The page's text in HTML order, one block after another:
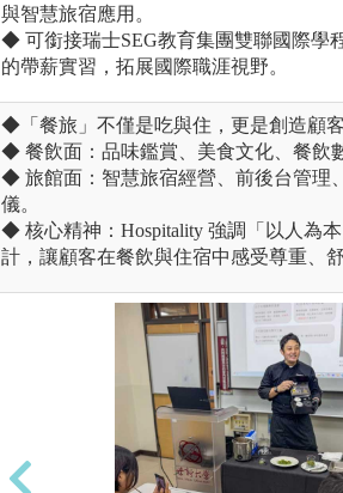
與智慧旅宿應用。
◆ 可銜接瑞士SEG教育集團雙聯國際學
的帶薪實習，拓展國際職涯視野。
◆「餐旅」不僅是吃與住，更是創造顧客
◆ 餐飲面：品味鑑賞、美食文化、餐飲
◆ 旅館面：智慧旅宿經營、前後台管理
儀。
◆ 核心精神：Hospitality 強調「以人為
計，讓顧客在餐飲與住宿中感受尊重、舒